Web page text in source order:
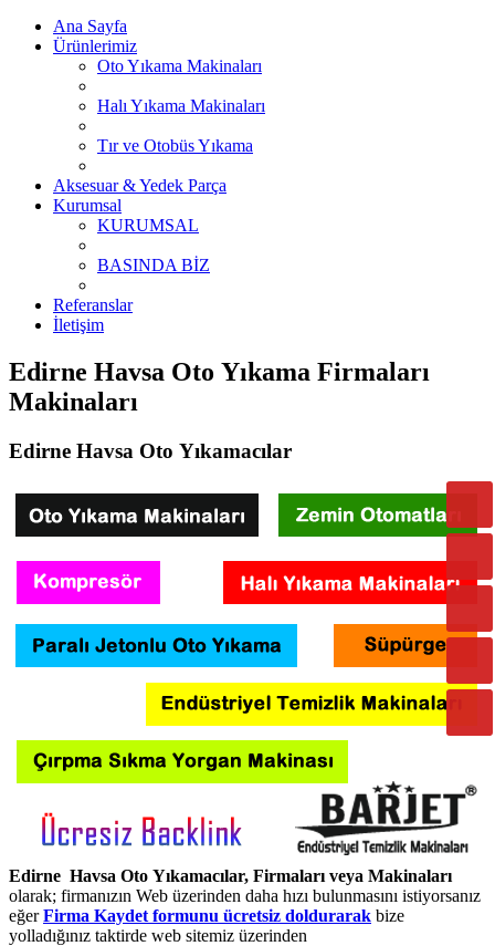
Ana Sayfa
Ürünlerimiz
Oto Yıkama Makinaları
Halı Yıkama Makinaları
Tır ve Otobüs Yıkama
Aksesuar & Yedek Parça
Kurumsal
KURUMSAL
BASINDA BİZ
Referanslar
İletişim
Edirne Havsa Oto Yıkama Firmaları
Makinaları
Edirne Havsa Oto Yıkamacılar
Edirne Havsa Oto Yıkamacılar, Firmaları veya Makinaları
olarak; firmanızın Web üzerinden daha hızı bulunmasını istiyorsanız
eğerFirma Kaydet formunu ücretsiz doldurarak bize
yolladığınız taktirde web sitemiz üzerinden